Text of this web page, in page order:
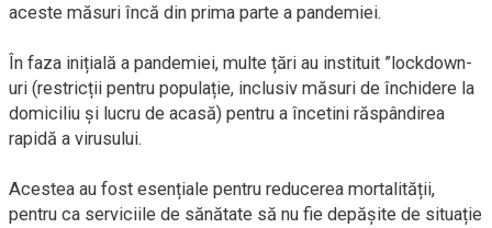
aceste măsuri încă din prima parte a pandemiei.
În faza inițială a pandemiei, multe țări au instituit ”lockdown-
uri (restricții pentru populație, inclusiv măsuri de închidere la
domiciliu și lucru de acasă) pentru a încetini răspândirea
rapidă a virusului.
Acestea au fost esențiale pentru reducerea mortalității,
pentru ca serviciile de sănătate să nu fie depășite de situație